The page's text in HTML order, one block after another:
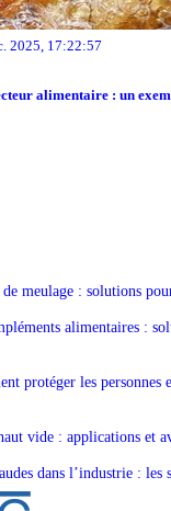
2025, 17:22:57
alimentaire : un
meulage : solutions
alimentaires :
protéger les personnes
vide : applications et
dans l’industrie :